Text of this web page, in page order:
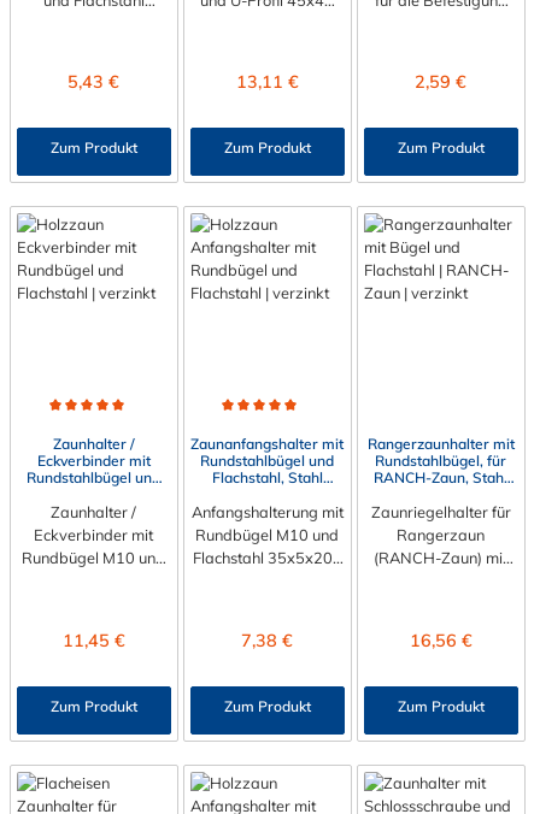
Metall- und
Regulärer Preis:
5,43 €
Zum Produkt
Metall- und
Regulärer Preis:
13,11 €
Zum Produkt
Inklusive Mutter.
Regulärer Preis:
2,59 €
Zum Produkt
Zaunhalter /
Eckverbinder mit
Rundstahlbügel und
verzinkt
Zaunhalter /
Eckverbinder mit
Rundbügel M10 und
Holzaun an Rohren,
Regulärer Preis:
11,45 €
Zum Produkt
Zaunanfangshalter mit
Rundstahlbügel und
Flachstahl, Stahl
Anfangshalterung mit
Rundbügel M10 und
Flachstahl 35x5x200
Metall- und
Regulärer Preis:
7,38 €
Zum Produkt
Rangerzaunhalter mit
Rundstahlbügel, für
RANCH-Zaun, Stahl
Zaunriegelhalter für
Rangerzaun
(RANCH-Zaun) mit
Holzaun an Rohren,
Regulärer Preis:
16,56 €
Zum Produkt